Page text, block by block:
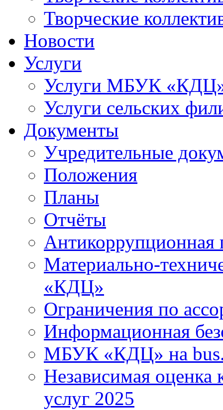
Творческие
Новости
Услуги
Услуги МБУК
Услуги сельских
Документы
Учредительные
Положения
Планы
Отчёты
Антикоррупционная
Материально-
«КДЦ»
Ограничения по
Информационная
МБУК «КДЦ» на
Независимая оценка
услуг 2025